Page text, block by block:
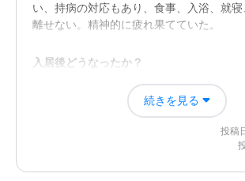
い、持病の対応もあり、食事、入浴、就
離せない。精神的に疲れ果てていた。
入居後どうなったか？
介護に要していた時間から解放され、日々
余裕ができた。経済的負担は少なからず増
余裕のできた時間にてカバーしている。
続きを見る
投稿